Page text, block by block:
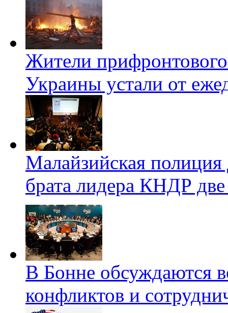
Жители прифронтового
Украины устали от
Малайзийская
брата лидера КНДР две
В Бонне обсуждаются
конфликтов и